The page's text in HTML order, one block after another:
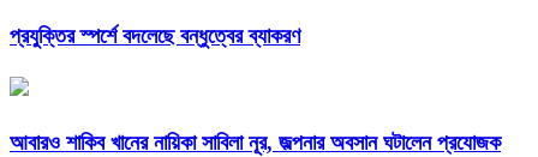
প্রযুক্তির স্পর্শে বদলেছে বন্ধুত্বের ব্যাকরণ
আবারও শাকিব খানের নায়িকা সাবিলা নূর, জল্পনার অবসান ঘটালেন প্রযোজক